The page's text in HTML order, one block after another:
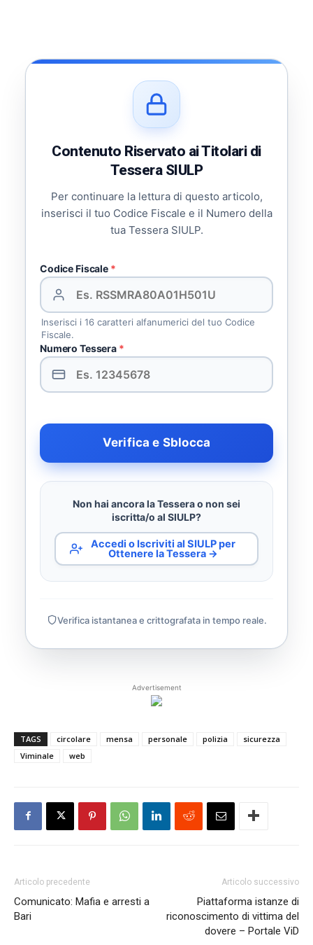
Contenuto Riservato ai Titolari di
Tessera SIULP
Per continuare la lettura di questo articolo,
inserisci il tuo Codice Fiscale e il Numero della
tua Tessera SIULP.
Codice Fiscale *
Inserisci i 16 caratteri alfanumerici del tuo Codice
Fiscale.
Numero Tessera *
Verifica e Sblocca
Non hai ancora la Tessera o non sei
iscritta/o al SIULP?
Accedi o Iscriviti al SIULP per
Ottenere la Tessera →
Verifica istantanea e crittografata in tempo reale.
Advertisement
TAGS circolare mensa personale polizia
sicurezza
Viminale
web
Articolo precedente
Comunicato: Mafia e arresti a
Bari
Articolo successivo
Piattaforma istanze di
riconoscimento di vittima del
dovere – Portale ViD